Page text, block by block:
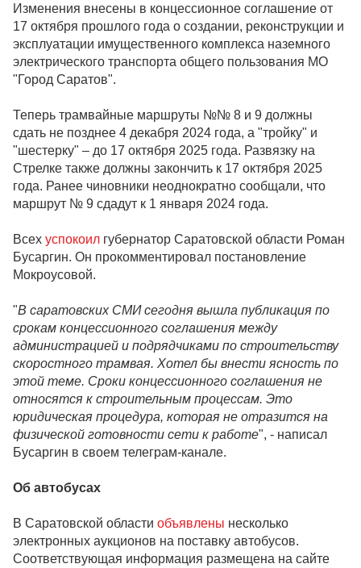
Изменения внесены в концессионное соглашение от
17 октября прошлого года о создании, реконструкции и
эксплуатации имущественного комплекса наземного
электрического транспорта общего пользования МО
"Город Саратов".
Теперь трамвайные маршруты №№ 8 и 9 должны
сдать не позднее 4 декабря 2024 года, а "тройку" и
"шестерку" – до 17 октября 2025 года. Развязку на
Стрелке также должны закончить к 17 октября 2025
года. Ранее чиновники неоднократно сообщали, что
маршрут № 9 сдадут к 1 января 2024 года.
Всех успокоил губернатор Саратовской области Роман
Бусаргин. Он прокомментировал постановление
Мокроусовой.
"В саратовских СМИ сегодня вышла публикация по
срокам концессионного соглашения между
администрацией и подрядчиками по строительству
скоростного трамвая. Хотел бы внести ясность по
этой теме. Сроки концессионного соглашения не
относятся к строительным процессам. Это
юридическая процедура, которая не отразится на
физической готовности сети к работе", - написал
Бусаргин в своем телеграм-канале.
Об автобусах
В Саратовской области объявлены несколько
электронных аукционов на поставку автобусов.
Соответствующая информация размещена на сайте